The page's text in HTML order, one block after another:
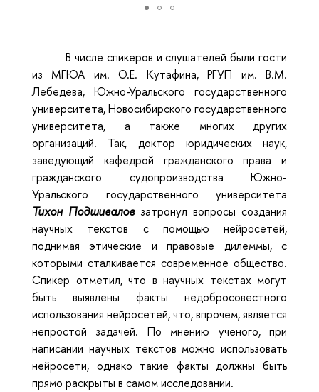
В числе спикеров и слушателей были гости
из МГЮА им. О.Е. Кутафина, РГУП им. В.М.
Лебедева, Южно-Уральского государственного
университета, Новосибирского государственного
университета, а также многих других
организаций. Так, доктор юридических наук,
заведующий кафедрой гражданского права и
гражданского судопроизводства Южно-
Уральского государственного университета
Тихон Подшиваловзатронул вопросы создания
научных текстов с помощью нейросетей,
поднимая этические и правовые дилеммы, с
которыми сталкивается современное общество.
Спикер отметил, что в научных текстах могут
быть выявлены факты недобросовестного
использования нейросетей, что, впрочем, является
непростой задачей. По мнению ученого, при
написании научных текстов можно использовать
нейросети, однако такие факты должны быть
прямо раскрыты в самом исследовании.